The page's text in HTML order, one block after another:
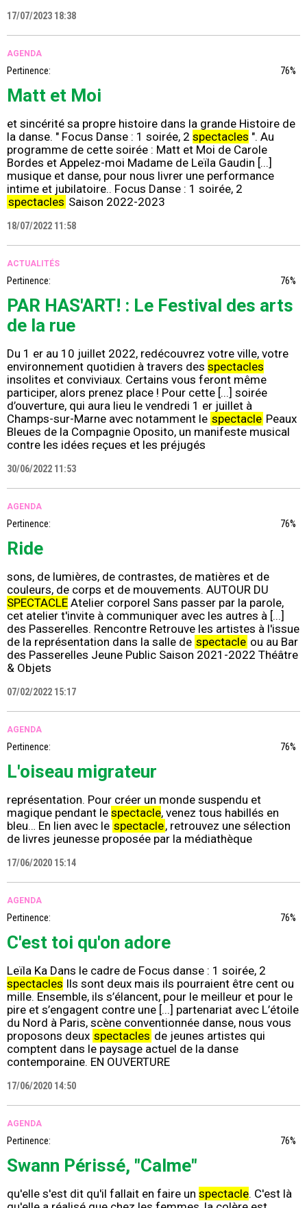
17/07/2023 18:38
AGENDA
Pertinence: 76%
Matt et Moi
et sincérité sa propre histoire dans la grande Histoire de
la danse. " Focus Danse : 1 soirée, 2 spectacles ". Au
programme de cette soirée : Matt et Moi de Carole
Bordes et Appelez-moi Madame de Leïla Gaudin [...]
musique et danse, pour nous livrer une performance
intime et jubilatoire.. Focus Danse : 1 soirée, 2
spectacles Saison 2022-2023
18/07/2022 11:58
ACTUALITÉS
Pertinence: 76%
PAR HAS'ART! : Le Festival des arts
de la rue
Du 1 er au 10 juillet 2022, redécouvrez votre ville, votre
environnement quotidien à travers des spectacles
insolites et conviviaux. Certains vous feront même
participer, alors prenez place ! Pour cette [...] soirée
d’ouverture, qui aura lieu le vendredi 1 er juillet à
Champs-sur-Marne avec notamment le spectacle Peaux
Bleues de la Compagnie Oposito, un manifeste musical
contre les idées reçues et les préjugés
30/06/2022 11:53
AGENDA
Pertinence: 76%
Ride
sons, de lumières, de contrastes, de matières et de
couleurs, de corps et de mouvements. AUTOUR DU
SPECTACLE Atelier corporel Sans passer par la parole,
cet atelier t'invite à communiquer avec les autres à [...]
des Passerelles. Rencontre Retrouve les artistes à l'issue
de la représentation dans la salle de spectacle ou au Bar
des Passerelles Jeune Public Saison 2021-2022 Théâtre
& Objets
07/02/2022 15:17
AGENDA
Pertinence: 76%
L'oiseau migrateur
représentation. Pour créer un monde suspendu et
magique pendant le spectacle, venez tous habillés en
bleu… En lien avec le spectacle, retrouvez une sélection
de livres jeunesse proposée par la médiathèque
17/06/2020 15:14
AGENDA
Pertinence: 76%
C'est toi qu'on adore
Leïla Ka Dans le cadre de Focus danse : 1 soirée, 2
spectacles Ils sont deux mais ils pourraient être cent ou
mille. Ensemble, ils s’élancent, pour le meilleur et pour le
pire et s’engagent contre une [...] partenariat avec L’étoile
du Nord à Paris, scène conventionnée danse, nous vous
proposons deux spectacles de jeunes artistes qui
comptent dans le paysage actuel de la danse
contemporaine. EN OUVERTURE
17/06/2020 14:50
AGENDA
Pertinence: 76%
Swann Périssé, "Calme"
qu'elle s'est dit qu'il fallait en faire un spectacle. C'est là